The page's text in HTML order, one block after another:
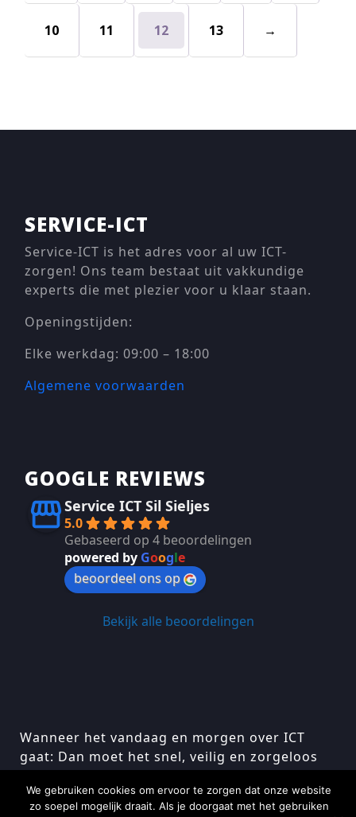
10 11 12 13 →
SERVICE-ICT
Service-ICT is het adres voor al uw ICT-
zorgen! Ons team bestaat uit vakkundige
experts die met plezier voor u klaar staan.
Openingstijden:
Elke werkdag: 09:00 – 18:00
Algemene voorwaarden
GOOGLE REVIEWS
Service ICT Sil Sieljes
5.0
Gebaseerd op 4 beoordelingen
powered by Google
beoordeel ons op
Bekijk alle beoordelingen
Wanneer het vandaag en morgen over ICT
gaat: Dan moet het snel, veilig en zorgeloos
zijn…
We gebruiken cookies om ervoor te zorgen dat onze website
zo soepel mogelijk draait. Als je doorgaat met het gebruiken